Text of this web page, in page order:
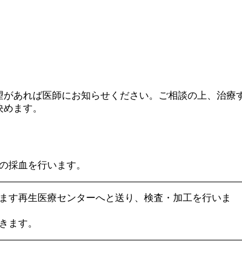
あれば医師にお知らせください。ご相談の上、治療
ます。
採血を行います。
再生医療センターへと送り、検査・加工を行いま
ます。